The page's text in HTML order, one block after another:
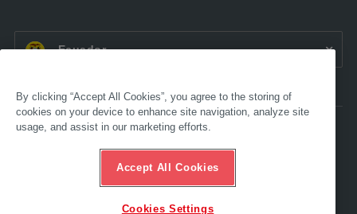
ES EC:Ecuador
Accesibilidad
Aviso legal
Términos y condiciones
Protección de datos
Compliance
Línea de asistencia ética
By clicking “Accept All Cookies”, you agree to the storing of
cookies on your device to enhance site navigation, analyze site
usage, and assist in our marketing efforts.
Accept All Cookies
Cookies Settings